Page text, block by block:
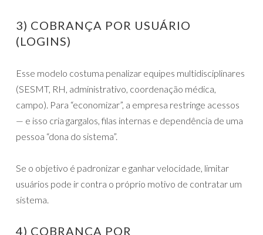
3) COBRANÇA POR USUÁRIO
(LOGINS)
Esse modelo costuma penalizar equipes multidisciplinares
(SESMT, RH, administrativo, coordenação médica,
campo). Para “economizar”, a empresa restringe acessos
— e isso cria gargalos, filas internas e dependência de uma
pessoa “dona do sistema”.
Se o objetivo é padronizar e ganhar velocidade, limitar
usuários pode ir contra o próprio motivo de contratar um
sistema.
4) COBRANÇA POR